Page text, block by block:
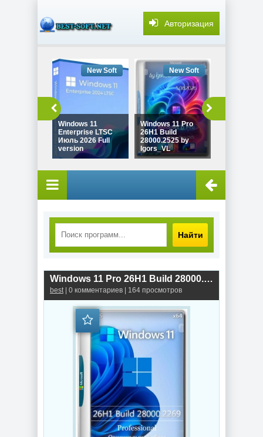
Авторизация
Windows 11
Enterprise LTSC
Июль 2026 Full
version
New Soft
Windows 11 Pro
26H1 Build
28000.2525 by
Igors_VL
New Soft
Найти
Windows 11 Pro 26H1 Build 28000.2269 Full Июнь 2026
best| 0 комментариев | 164 просмотров